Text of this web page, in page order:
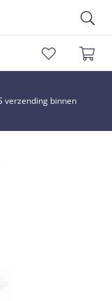
verzending binnen